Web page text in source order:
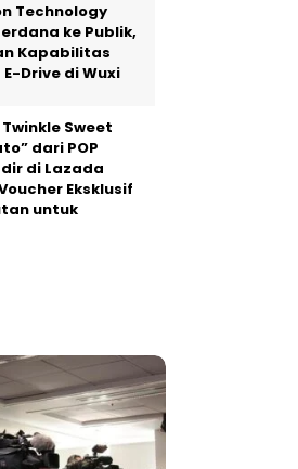
Technology
ke Publik,
Kapabilitas
Drive di Wuxi
Sweet
dari POP
di Lazada
Eksklusif
untuk